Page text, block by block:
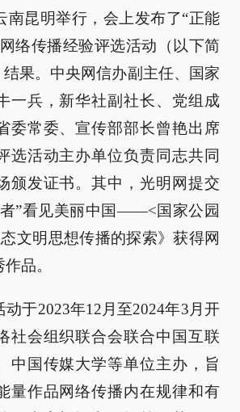
南昆明举行，会上发布了“正能
络传播经验评选活动（以下简
结果。中央网信办副主任、国家
一兵，新华社副社长、党组成
委常委、宣传部部长曾艳出席
选活动主办单位负责同志共同
颁发证书。其中，光明网提交
”看见美丽中国——<国家公园
文明思想传播的探索》获得网
品。
于2023年12月至2024年3月开
社会组织联合会联合中国互联
中国传媒大学等单位主办，旨
量作品网络传播内在规律和有